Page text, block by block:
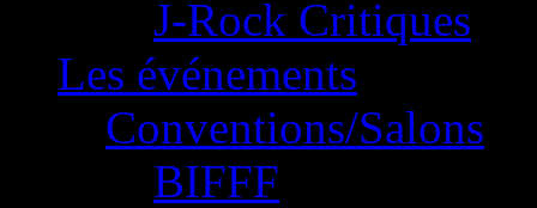
J-Rock Critiques
Les événements
Conventions/Salons
BIFFF